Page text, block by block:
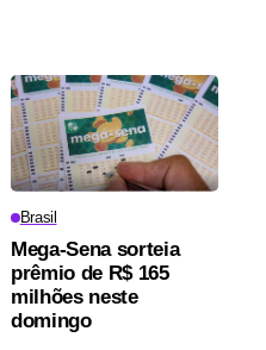
Brasil
Mega-Sena sorteia
prêmio de R$ 165
milhões neste
domingo